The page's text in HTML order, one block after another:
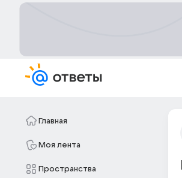
Главная
Моя лента
Пространства